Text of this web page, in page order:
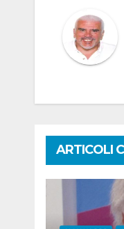
ARTICOLI